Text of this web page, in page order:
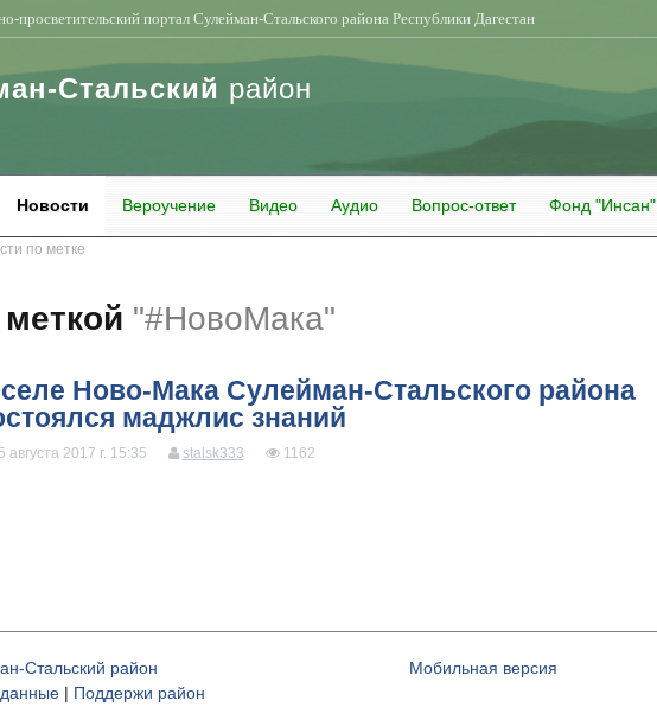
просветительский портал Сулейман-Стальского района Республики Дагестан
Стальский район
Новости Вероучение Видео Аудио Вопрос-ответ Фонд "Инсан"
по метке
"#НовоМака"
Ново-Мака Сулейман-Стальского района
маджлис знаний
августа 2017 г. 15:35 stalsk333 1162
Стальский район
| Поддержи район
Мобильная версия